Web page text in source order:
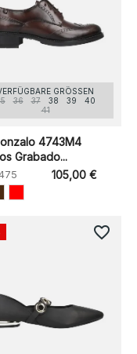
GRÖSSEN
36 37 38 39
40
41
4743M4
Grabado...
105,00 €
favorite_border